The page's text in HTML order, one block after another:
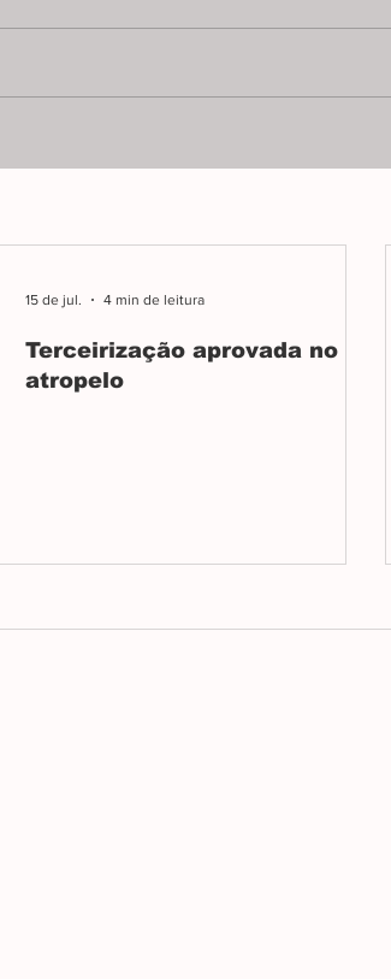
médicos da Santa Casa de
e expõem situação crítica da
Terceirização aprovada no
atropelo
15 de jul. 4 min de leitura